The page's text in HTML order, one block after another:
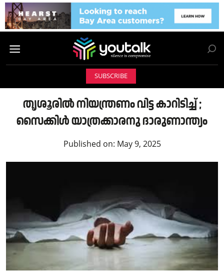
SUBSCRIBE
തൃശൂരിൽ നിയന്ത്രണം വിട്ട കാറിടിച്ച് ;
സൈക്കിൾ യാത്രക്കാരനു ദാരുണാന്ത്യം
Published on: May 9, 2025